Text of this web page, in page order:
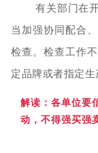
有关部门在
当加强协同配合
检查。检查工作
定品牌或者指定生
解读： 各单位要
动，不得强买强